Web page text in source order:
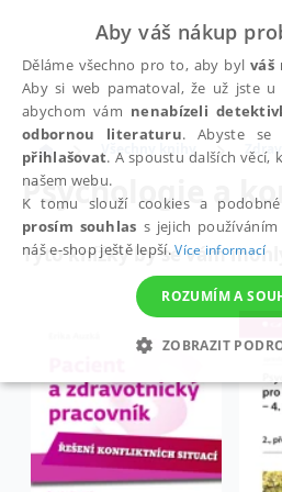
Všechny knihy
Psychologie a
Tyto knížky by se vám
Aby váš nákup
Děláme všechno pro to, aby bylváš
Aby si web pamatoval, že už jste u
abychom vám nenabízeli
odbornou literaturu. Abyste se
přihlašovat. A spoustu dalších věcí,
našem webu.
K tomu slouží cookies a podobné
prosím souhlas s jejich
náš e-shop ještě lepší.Více informací
ROZUMÍM A
ZOBRAZIT
NEZBYTNÉ ANALYTICKÉ
FUNKČNÍ